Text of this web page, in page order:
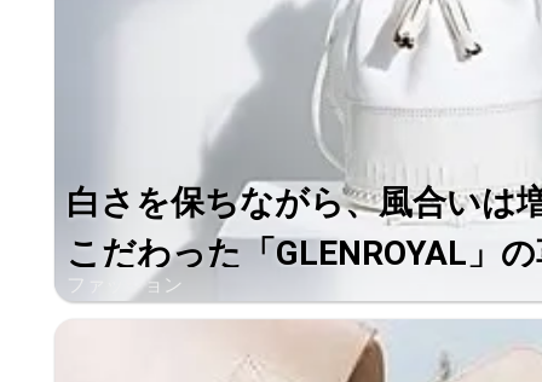
白さを保ちながら、風合いは
こだわった「GLENROYAL」
ファッション